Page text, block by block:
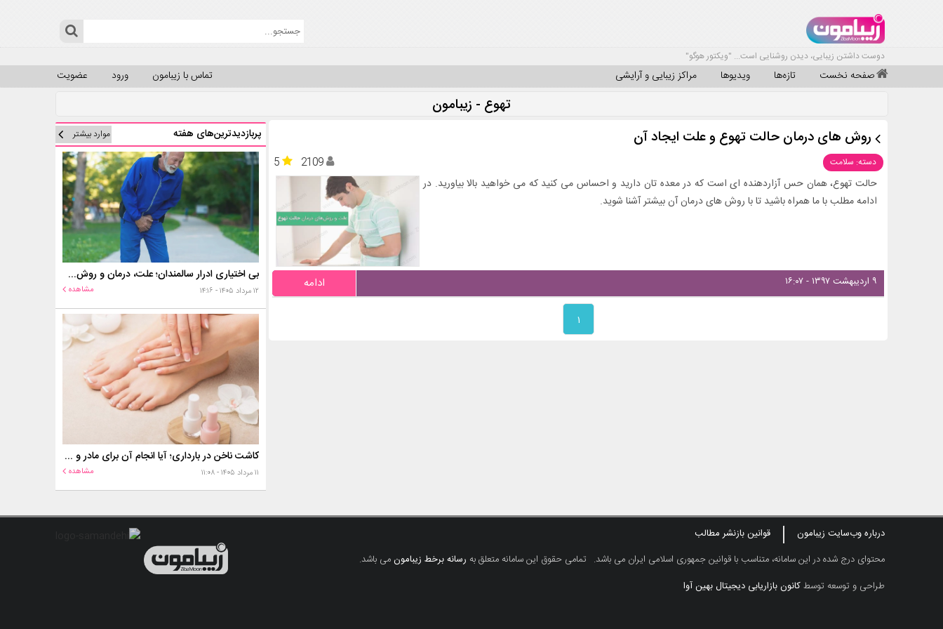
دوست داشتن زیبایی، دیدن روشنایی است... "ویکتور هوگو"
صفحه نخست تازه‌ها ویدیوها مراکز زیبایی و آرایشی عضویت ورود تماس با زیبامون
تهوع - زیبامون
روش های درمان حالت تهوع و علت ایجاد آن
دسته: سلامت 5
2109
حالت تهوع، همان حس آزاردهنده‌ ای است که در معده‌ تان دارید و احساس می‌ کنید که می‌ خواهید بالا بیاورید. در
ادامه مطلب با ما همراه باشید تا با روش های درمان آن بیشتر آشنا شوید.
۹ اردیبهشت ۱۳۹۷ - ۱۶:۰۷ ادامه
۱
پربازدیدترین‌های هفته موارد بیشتر
بی اختیاری ادرار سالمندان؛ علت، درمان و روش‌های کنترل در منزل
۱۲ مرداد ۱۴۰۵ - ۱۴:۱۶ مشاهده
کاشت ناخن در بارداری؛ آیا انجام آن برای مادر و جنین خطر دارد؟
۱۱ مرداد ۱۴۰۵ - ۱۱:۰۸ مشاهده
درباره وب‌سایت زیبامون
قوانین بازنشر مطالب
محتوای درج شده در این سامانه، متناسب با قوانین جمهوری اسلامی ایران می باشد. تمامی حقوق این سامانه متعلق به رسانه برخط زیبامونمی باشد.
طراحی و توسعه توسطکانون بازاریابی دیجیتال بهین آوا